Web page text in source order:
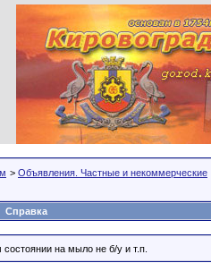
> Объявления. Частные и некоммерческие
Справка
на мыло не б/у и т.п.